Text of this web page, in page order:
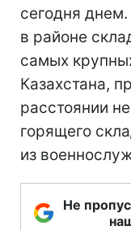
сегодня
в районе
самых
Казахстана,
расстоянии
горящего
из
Не